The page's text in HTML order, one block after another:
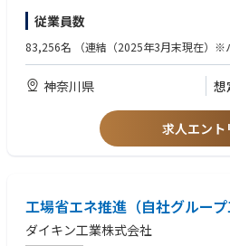
必要なものを必要な時期に届けるべく、
不可欠な部門です。
ここで、自社主力工場（フィリピン セ
管理業務を現地とコミュニケーションを
担うことができます。
≪将来性と強み≫
半導体事業は、ミネベアミツミグループ
ェア80％）を誇ります。 現在、自社主
棟立ち上げを行っており、売り上げ拡
大を進めています。
＜推奨要件＞
・半導体製造に関する知識
従業員数
83,256名 （連結（2025年3月末現在）※
神奈川県 想
求人エント
工場省エネ推進（自社グループ
ダイキン工業株式会社